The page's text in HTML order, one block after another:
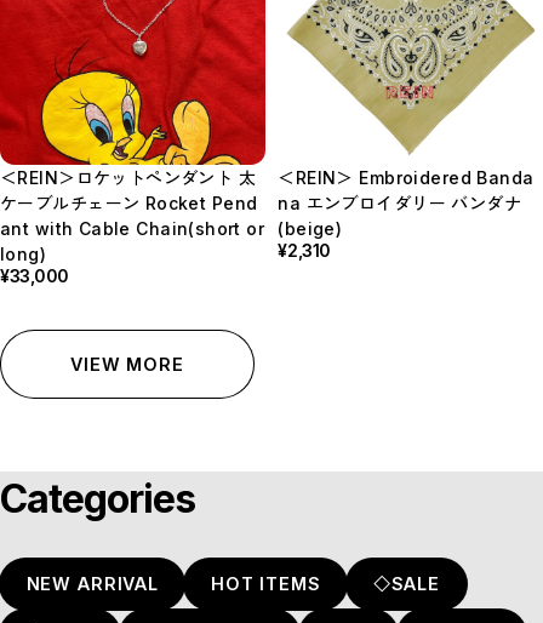
Categories
NEW ARRIVAL HOT ITEMS ◇SALE
＜REIN＞ロケットペンダント 太
ケーブルチェーン Rocket Pend
ant with Cable Chain(short or
long)
¥33,000
＜REIN＞ Embroidered Banda
na エンブロイダリー バンダナ
(beige)
¥2,310
VIEW MORE